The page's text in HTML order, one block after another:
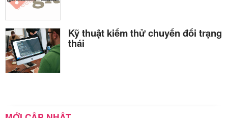
Kỹ thuật kiểm thử chuyển đổi trạng
thái